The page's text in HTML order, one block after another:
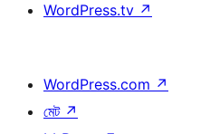
WordPress.tv ↗
WordPress.com ↗
মেট ↗